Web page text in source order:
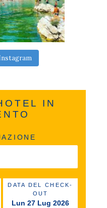
IN
DATA DEL CHECK-
OUT
Lun 27 Lug 2026